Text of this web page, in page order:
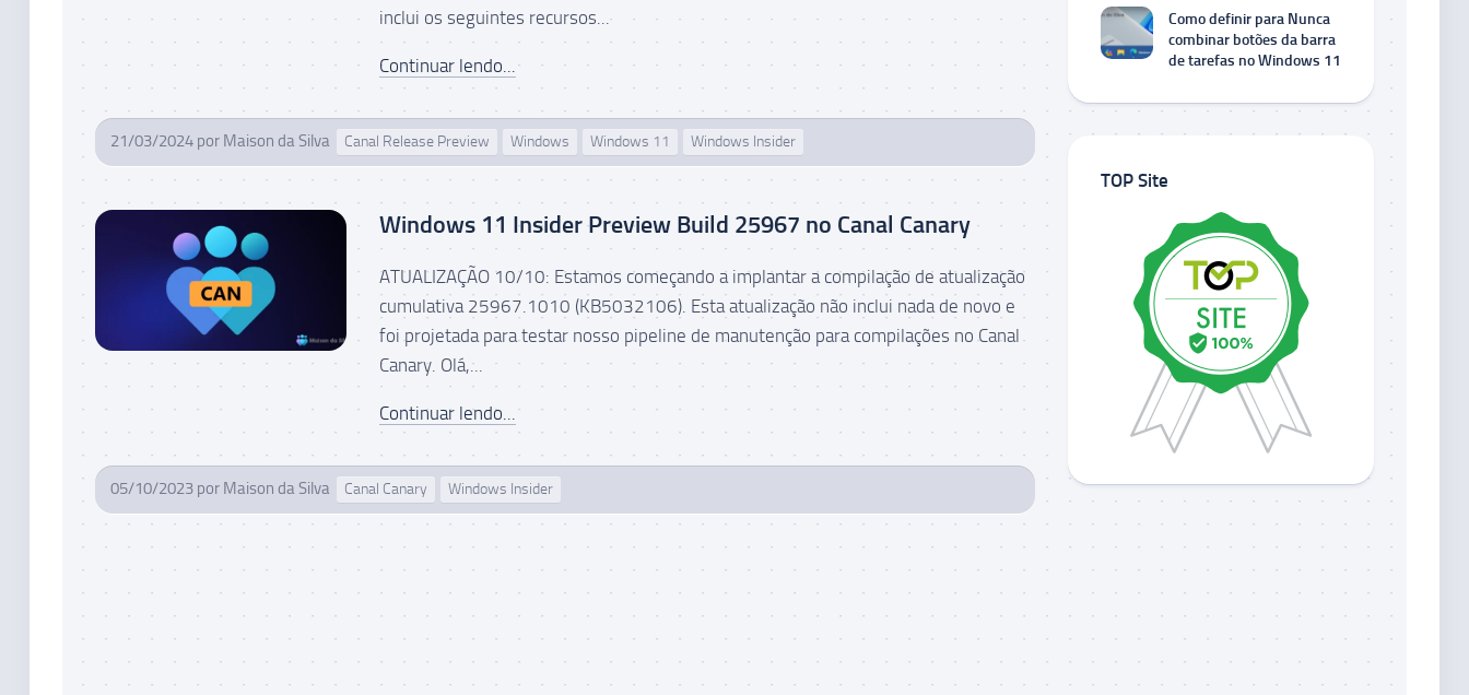
inclui os seguintes recursos...
Continuar lendo...
21/03/2024 por Maison da Silva Canal Release Preview Windows Windows 11 Windows Insider
Windows 11 Insider Preview Build 25967 no Canal Canary
ATUALIZAÇÃO 10/10: Estamos começando a implantar a compilação de atualização
cumulativa 25967.1010 (KB5032106). Esta atualização não inclui nada de novo e
foi projetada para testar nosso pipeline de manutenção para compilações no Canal
Canary. Olá,...
Continuar lendo...
05/10/2023 por Maison da Silva Canal Canary Windows Insider
Como definir para Nunca
combinar botões da barra
de tarefas no Windows 11
TOP Site